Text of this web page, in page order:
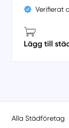
Verifierat
Lägg till
Alla Städföretag